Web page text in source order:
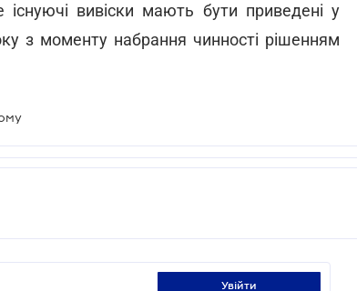
вивіски мають бути приведені у
з моменту набрання чинності рішенням
увійти